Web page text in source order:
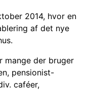
2014, hvor en
af det nye
mange der bruger
pensionist-
caféer,